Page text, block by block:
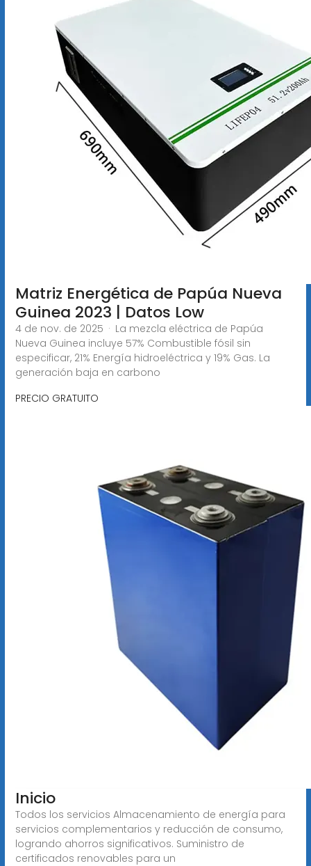
Matriz Energética de Papúa Nueva
Guinea 2023 | Datos Low
4 de nov. de 2025 · La mezcla eléctrica de Papúa
Nueva Guinea incluye 57% Combustible fósil sin
especificar, 21% Energía hidroeléctrica y 19% Gas. La
generación baja en carbono
PRECIO GRATUITO
Inicio
Todos los servicios Almacenamiento de energía para
servicios complementarios y reducción de consumo,
logrando ahorros significativos. Suministro de
certificados renovables para un